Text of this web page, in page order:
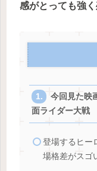
感がとっても強
今回見た映
面ライダー大戦
登場するヒー
場格差がスゴ